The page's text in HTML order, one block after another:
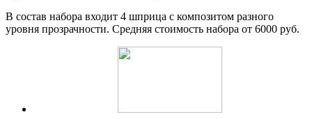
В состав набора входит 4 шприца с композитом разного
уровня прозрачности. Средняя стоимость набора от 6000 руб.